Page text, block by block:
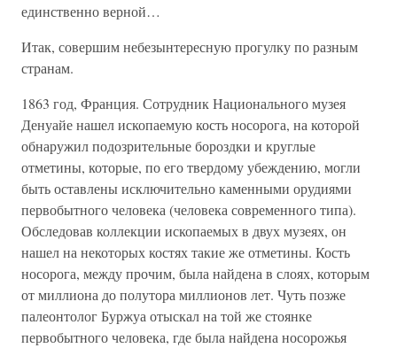
единственно верной…
Итак, совершим небезынтересную прогулку по разным
странам.
1863 год, Франция. Сотрудник Национального музея
Денуайе нашел ископаемую кость носорога, на которой
обнаружил подозрительные бороздки и круглые
отметины, которые, по его твердому убеждению, могли
быть оставлены исключительно каменными орудиями
первобытного человека (человека современного типа).
Обследовав коллекции ископаемых в двух музеях, он
нашел на некоторых костях такие же отметины. Кость
носорога, между прочим, была найдена в слоях, которым
от миллиона до полутора миллионов лет. Чуть позже
палеонтолог Буржуа отыскал на той же стоянке
первобытного человека, где была найдена носорожья